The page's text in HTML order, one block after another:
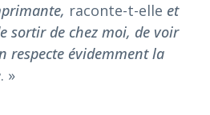
raconte-t-elle et
sortir de chez moi, de voir
respecte évidemment la
. »